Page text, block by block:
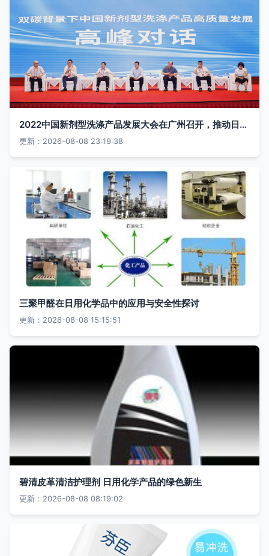
2022中国新剂型洗涤产品发展大会在广州召开，推动日用化学产品创新
更新：2026-08-08 23:19:38
三聚甲醛在日用化学品中的应用与安全性探讨
更新：2026-08-08 15:15:51
碧清皮革清洁护理剂 日用化学产品的绿色新生
更新：2026-08-08 08:19:02